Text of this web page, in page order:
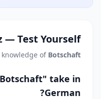
— Test Yourself
knowledge of Botschaft
take in
German?